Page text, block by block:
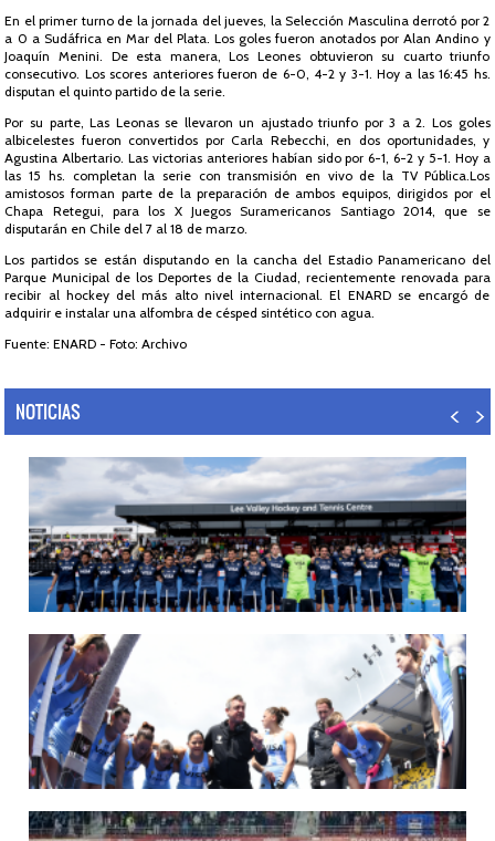
En el primer turno de la jornada del jueves, la Selección Masculina derrotó por 2
a 0 a Sudáfrica en Mar del Plata. Los goles fueron anotados por Alan Andino y
Joaquín Menini. De esta manera, Los Leones obtuvieron su cuarto triunfo
consecutivo. Los scores anteriores fueron de 6-0, 4-2 y 3-1. Hoy a las 16:45 hs.
disputan el quinto partido de la serie.
Por su parte, Las Leonas se llevaron un ajustado triunfo por 3 a 2. Los goles
albicelestes fueron convertidos por Carla Rebecchi, en dos oportunidades, y
Agustina Albertario. Las victorias anteriores habían sido por 6-1, 6-2 y 5-1. Hoy a
las 15 hs. completan la serie con transmisión en vivo de la TV Pública.Los
amistosos forman parte de la preparación de ambos equipos, dirigidos por el
Chapa Retegui, para los X Juegos Suramericanos Santiago 2014, que se
disputarán en Chile del 7 al 18 de marzo.
Los partidos se están disputando en la cancha del Estadio Panamericano del
Parque Municipal de los Deportes de la Ciudad, recientemente renovada para
recibir al hockey del más alto nivel internacional. El ENARD se encargó de
adquirir e instalar una alfombra de césped sintético con agua.
Fuente: ENARD - Foto: Archivo
NOTICIAS
14/07/2026
MUNDIAL 2026: LOS LEONES CONVOCADOS POR LUCAS REY
Del 15 al 30 de agosto disputarán el Mundial en Países Bajos y Bélgica.
LEER MÁS
09/07/2026
MUNDIAL 2026: LAS LEONAS CONVOCADAS POR FERNANDO F...